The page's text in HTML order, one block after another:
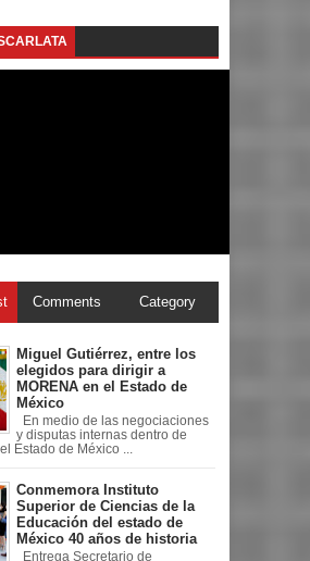
Comments Category
Miguel Gutiérrez, entre los
elegidos para dirigir a
MORENA en el Estado de
México
En medio de las negociaciones
y disputas internas dentro de
Estado de México ...
Conmemora Instituto
Superior de Ciencias de la
Educación del estado de
México 40 años de historia
Entrega Secretario de